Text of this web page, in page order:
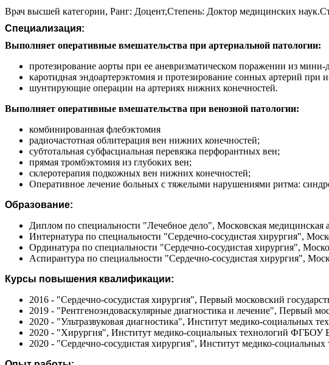
Врач высшей категории, Ранг: Доцент,Степень: Доктор медицинских
Специализация:
Выполняет оперативные вмешательства при артериальной патологии:
протезирование аорты при ее аневризматическом поражении из
каротидная эндоартерэктомия и протезирование сонных артерий при
шунтирующие операции на артериях нижних конечностей.
Выполняет оперативные вмешательства при венозной патологии:
комбинированная флебэктомия
радиочастотная облитерация вен нижних конечностей;
субтотальная субфасциальная перевязка перфорантных вен;
прямая тромбэктомия из глубоких вен;
склеротерапия подкожных вен нижних конечностей;
Оперативное лечение больных с тяжелыми нарушениями ритма:
Образование:
Диплом по специальности "Лечебное дело", Московская
Интернатура по специальности "Сердечно-сосудистая хирургия",
Ординатура по специальности "Сердечно-сосудистая хирургия",
Аспирантура по специальности "Сердечно-сосудистая хирургия",
Курсы повышения квалификации:
2016 - "Сердечно-сосудистая хирургия", Первый московский
2019 - "Рентгеноэндоваскулярные диагностика и лечение", Первый
2020 - "Ультразвуковая диагностика", Институт медико-
2020 - "Хирургия", Институт медико-социальных технологий
2020 - "Сердечно-сосудистая хирургия", Институт медико-